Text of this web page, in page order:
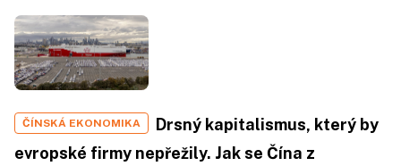
ČÍNSKÁ EKONOMIKA
Drsný kapitalismus, který by
evropské firmy nepřežily. Jak se Čína z